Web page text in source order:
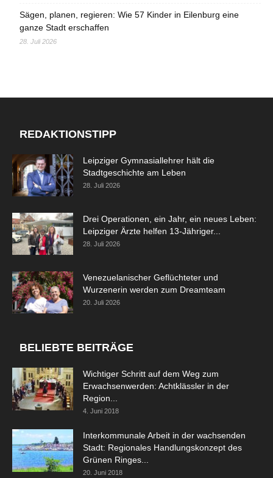
Sägen, planen, regieren: Wie 57 Kinder in Eilenburg eine
ganze Stadt erschaffen
28. Juli 2026
REDAKTIONSTIPP
Leipziger Gymnasiallehrer hält die
Stadtgeschichte am Leben
28. Juli 2026
Drei Operationen, ein Jahr, ein neues Leben:
Leipziger Ärzte helfen 13-Jähriger...
28. Juli 2026
Venezuelanischer Geflüchteter und
Wurzenerin werden zum Dreamteam
20. Juli 2026
BELIEBTE BEITRÄGE
Wichtiger Schritt auf dem Weg zum
Erwachsenwerden: Achtklässler in der
Region...
4. Juni 2018
Interkommunale Arbeit in der wachsenden
Stadt: Regionales Handlungskonzept des
Grünen Ringes...
20. Juni 2018